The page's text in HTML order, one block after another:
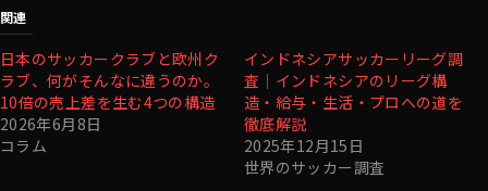
関連
日本のサッカークラブと欧州ク
ラブ、何がそんなに違うのか。
10倍の売上差を生む4つの構造
2026年6月8日
コラム
インドネシアサッカーリーグ調
査｜インドネシアのリーグ構
造・給与・生活・プロへの道を
徹底解説
2025年12月15日
世界のサッカー調査